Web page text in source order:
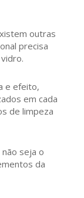
outras
precisa
e efeito,
em cada
de limpeza
seja o
da